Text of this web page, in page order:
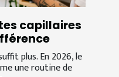
capillaires
plus. En 2026, le
une routine de